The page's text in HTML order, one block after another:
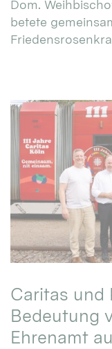
Dom.
betete
Caritas und
Bedeutung
Ehrenamt